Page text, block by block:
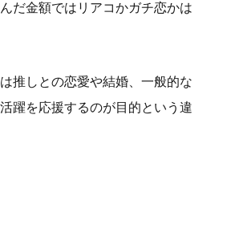
だ金額ではリアコかガチ恋かは
推しとの恋愛や結婚、一般的な
躍を応援するのが目的という違